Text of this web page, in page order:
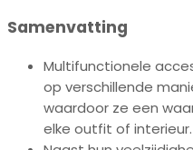
Samenvatting
Multifunctionele
op verschillende
waardoor ze een
elke outfit of interieur.